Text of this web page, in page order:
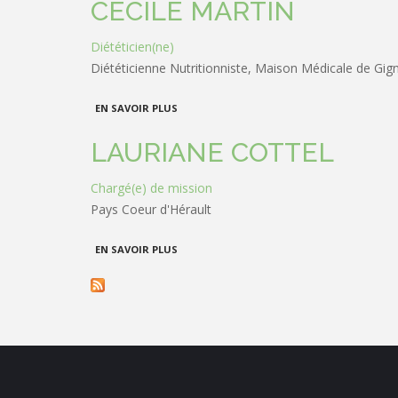
CÉCILE MARTIN
Diététicien(ne)
Diététicienne Nutritionniste, Maison Médicale de
EN SAVOIR PLUS
LAURIANE COTTEL
Chargé(e) de mission
Pays Coeur d'Hérault
EN SAVOIR PLUS